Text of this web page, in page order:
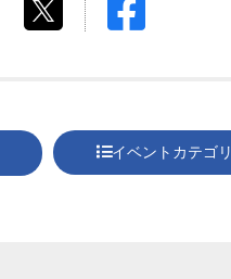
イベントカテゴリ